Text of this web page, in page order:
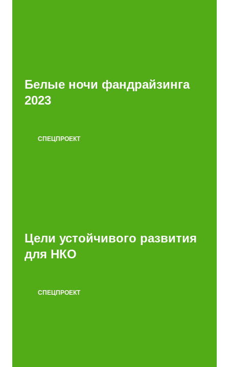
Белые ночи фандрайзинга
2023
СПЕЦПРОЕКТ
Цели устойчивого развития
для НКО
СПЕЦПРОЕКТ